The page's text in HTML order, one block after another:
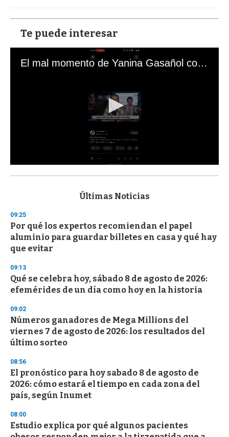
Te puede interesar
El mal momento de Yanina Gasañol con un hincha argentino en "Subrayado"
s
d
s
o
f
3
s
e
c
o
d
s
Últimas Noticias
09:25
Por qué los expertos recomiendan el papel
aluminio para guardar billetes en casa y qué hay
que evitar
09:13
Qué se celebra hoy, sábado 8 de agosto de 2026:
efemérides de un día como hoy en la historia
09:02
Números ganadores de Mega Millions del
viernes 7 de agosto de 2026: los resultados del
último sorteo
08:56
El pronóstico para hoy sabado 8 de agosto de
2026: cómo estará el tiempo en cada zona del
país, según Inumet
08:00
Estudio explica por qué algunos pacientes